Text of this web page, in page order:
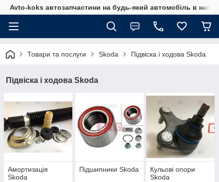
Avto-koks автозапчастини на будь-який автомобіль в
Товари та послуги Skoda Підвіска і ходова Skoda
Підвіска і ходова Skoda
Амортизація
Skoda
Підшипники Skoda
Кульові опори
Skoda